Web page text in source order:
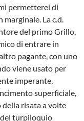
permetterei di
La c.d.
del primo Grillo,
di entrare in
pagante, con uno
viene usato per
imperante,
superficiale,
risata a volte
turpiloquio